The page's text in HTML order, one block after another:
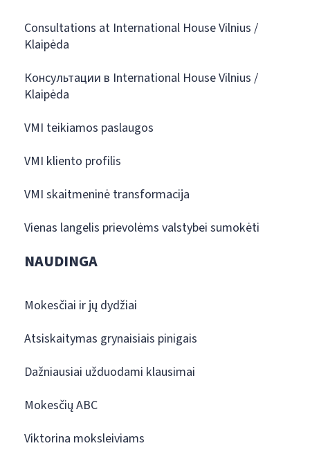
Consultations at International House Vilnius /
Klaipėda
Консультации в International House Vilnius /
Klaipėda
VMI teikiamos paslaugos
VMI kliento profilis
VMI skaitmeninė transformacija
Vienas langelis prievolėms valstybei sumokėti
NAUDINGA
Mokesčiai ir jų dydžiai
Atsiskaitymas grynaisiais pinigais
Dažniausiai užduodami klausimai
Mokesčių ABC
Viktorina moksleiviams